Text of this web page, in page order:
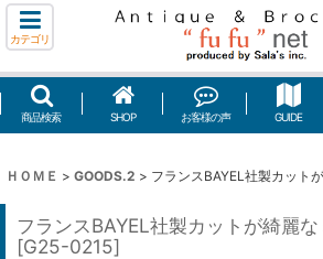
カテゴリ
商品検索 SHOP お客様の声 GUIDE
ＨＯＭＥ > GOODS.2 > フランスBAYEL社製カット
フランスBAYEL社製カットが綺麗
[G25-0215]